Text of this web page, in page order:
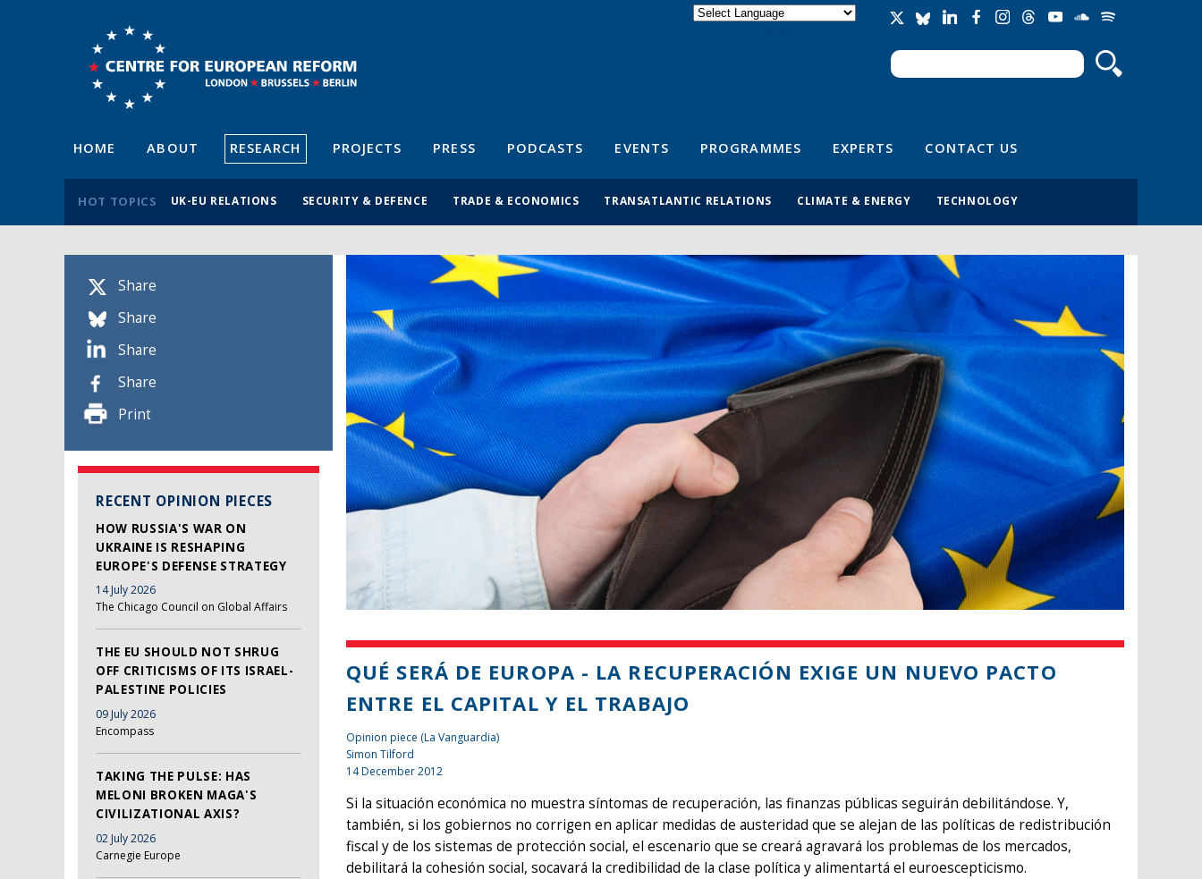
Search form
Search
HOME ABOUT RESEARCH PROJECTS PRESS PODCASTS EVENTS PROGRAMMES EXPERTS CONTACT US
HOT TOPICS UK-EU RELATIONS SECURITY & DEFENCE TRADE & ECONOMICS TRANSATLANTIC RELATIONS CLIMATE & ENERGY TECHNOLOGY
Share
Share
Share
Share
Print
RECENT OPINION PIECES
HOW RUSSIA'S WAR ON
UKRAINE IS RESHAPING
EUROPE'S DEFENSE STRATEGY
14 July 2026
The Chicago Council on Global Affairs
THE EU SHOULD NOT SHRUG
OFF CRITICISMS OF ITS ISRAEL-
PALESTINE POLICIES
09 July 2026
Encompass
TAKING THE PULSE: HAS
MELONI BROKEN MAGA'S
CIVILIZATIONAL AXIS?
02 July 2026
Carnegie Europe
QUÉ SERÁ DE EUROPA - LA RECUPERACIÓN EXIGE UN NUEVO PACTO
ENTRE EL CAPITAL Y EL TRABAJO
Opinion piece (La Vanguardia)
Simon Tilford
14 December 2012
Si la situación económica no muestra síntomas de recuperación, las finanzas públicas seguirán debilitándose. Y,
también, si los gobiernos no corrigen en aplicar medidas de austeridad que se alejan de las políticas de redistribución
fiscal y de los sistemas de protección social, el escenario que se creará agravará los problemas de los mercados,
debilitará la cohesión social, socavará la credibilidad de la clase política y alimentartá el euroescepticismo.